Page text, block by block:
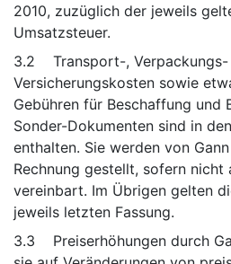
2010, zuzüglich der jeweils
Umsatzsteuer.
3.2 Transport-, Verpackungs-
Versicherungskosten sowie
Gebühren für Beschaffung und
Sonder-Dokumenten sind in
enthalten. Sie werden von
Rechnung gestellt, sofern nicht
vereinbart. Im Übrigen gelten
jeweils letzten Fassung.
3.3 Preiserhöhungen durch